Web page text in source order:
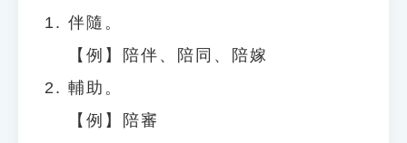
伴隨。
【例】陪伴、陪同、陪嫁
輔助。
【例】陪審